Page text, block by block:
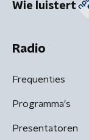
Wie luistert
Radio
Frequenties
Programma's
Presentatoren